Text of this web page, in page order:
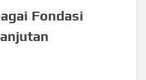
Fondasi